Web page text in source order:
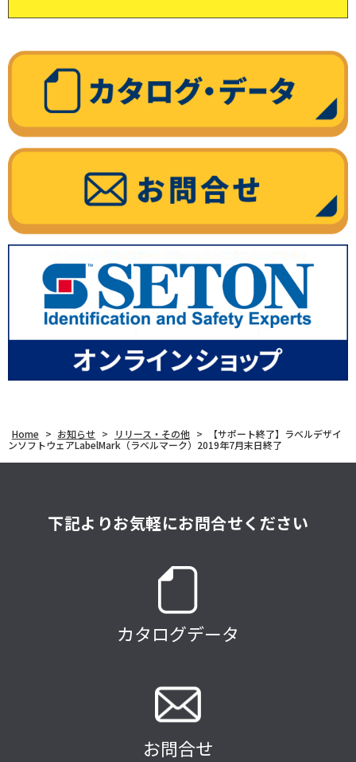
Home > お知らせ > リリース・その他 >
【サポート終了】ラベルデザイ
ンソフトウェアLabelMark（ラベルマーク）2019年7月末日終了
下記よりお気軽にお問合せください
カタログデータ
お問合せ